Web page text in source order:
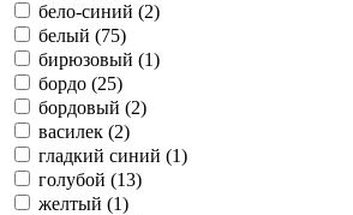
бело-синий (2)
белый (75)
бирюзовый (1)
бордо (25)
бордовый (2)
василек (2)
гладкий синий (1)
голубой (13)
желтый (1)